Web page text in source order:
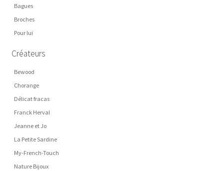
Bagues
Broches
Pour lui
Créateurs
Bewood
Chorange
Délicat fracas
Franck Herval
Jeanne et Jo
La Petite Sardine
My-French-Touch
Nature Bijoux